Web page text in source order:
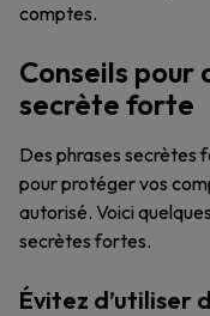
comptes.
Conseils pour
secrète forte
Des phrases secrètes
pour protéger vos
autorisé. Voici
secrètes fortes.
Évitez d’utiliser